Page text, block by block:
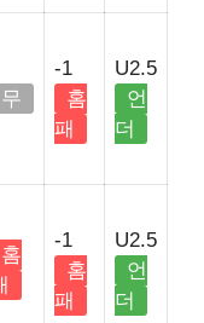
무
-1
홈
패
U2.5
언
더
홈
-1
홈
패
U2.5
언
더